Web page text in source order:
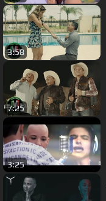
3:58
7:25
3:25